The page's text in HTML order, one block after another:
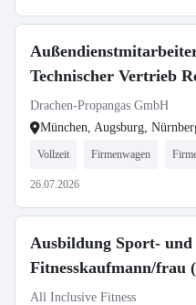
Technischer Vertrieb
Drachen-Propangas GmbH
München, Augsburg,
Vollzeit Firmenwagen
26.07.2026
Ausbildung Sport- und
Fitnesskaufmann/frau
All Inclusive Fitness